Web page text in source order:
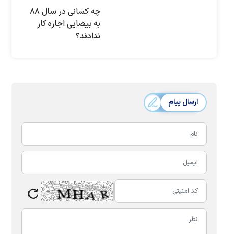
چه کسانی در سال ۸۸
به بیضایی اجازه کار
ندادند؟
ارسال پیام